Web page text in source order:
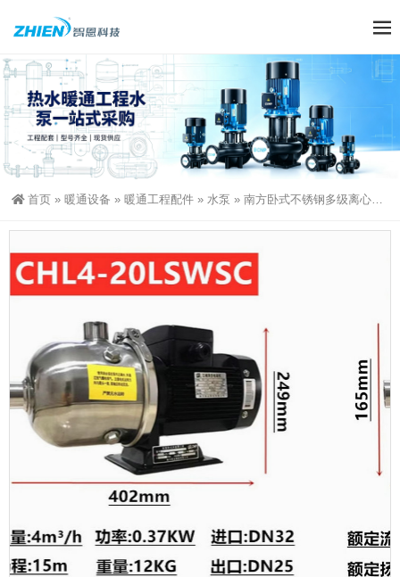
首页 » 暖通设备 » 暖通工程配件 » 水泵 » 南方卧式不锈钢多级离心泵CHL4-10/20/30/40/50